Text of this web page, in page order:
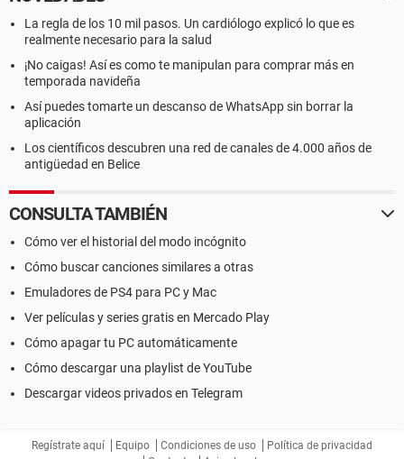
La regla de los 10 mil pasos. Un cardiólogo explicó lo que es
realmente necesario para la salud
¡No caigas! Así es como te manipulan para comprar más en
temporada navideña
Así puedes tomarte un descanso de WhatsApp sin borrar la
aplicación
Los científicos descubren una red de canales de 4.000 años de
antigüedad en Belice
CONSULTA TAMBIÉN
Cómo ver el historial del modo incógnito
Cómo buscar canciones similares a otras
Emuladores de PS4 para PC y Mac
Ver películas y series gratis en Mercado Play
Cómo apagar tu PC automáticamente
Cómo descargar una playlist de YouTube
Descargar videos privados en Telegram
Regístrate aquí Equipo Condiciones de uso
Política de privacidad